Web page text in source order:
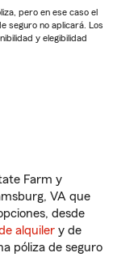
pero en ese caso el
seguro no aplicará. Los
y elegibilidad
Farm y
VA que
desde
alquiler y de
póliza de seguro